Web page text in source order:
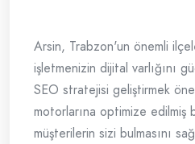
Arsin, Trabzon'un önemli
işletmenizin dijital varlığını
SEO stratejisi geliştirmek
motorlarına optimize
müşterilerin sizi bulmasını